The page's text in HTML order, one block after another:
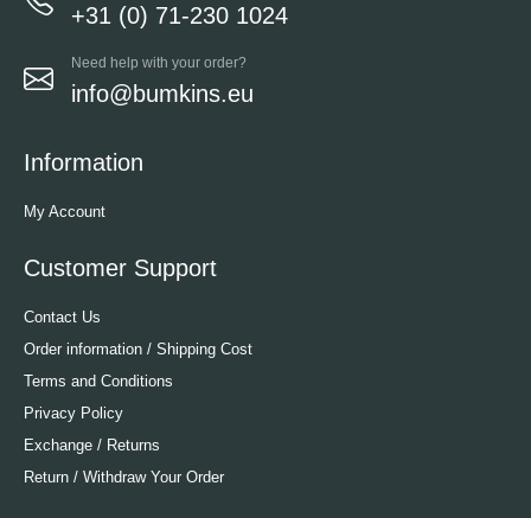
+31 (0) 71-230 1024
Need help with your order?
info@bumkins.eu
Information
My Account
Customer Support
Contact Us
Order information / Shipping Cost
Terms and Conditions
Privacy Policy
Exchange / Returns
Return / Withdraw Your Order